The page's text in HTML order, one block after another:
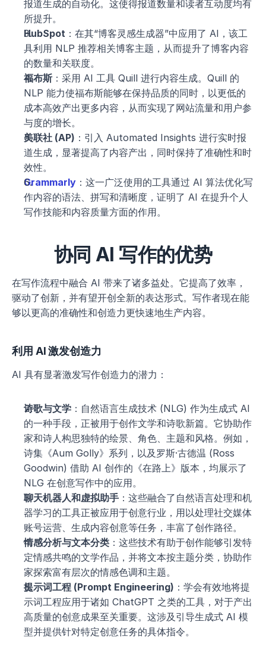
报道生成的自动化。这使得报道数量和读者互动度均有
所提升。
HubSpot ：在其“博客灵感生成器”中应用了 AI，该工
具利用 NLP 推荐相关博客主题，从而提升了博客内容
的数量和关联度。
福布斯：采用 AI 工具 Quill 进行内容生成。Quill 的
NLP 能力使福布斯能够在保持品质的同时，以更低的
成本高效产出更多内容，从而实现了网站流量和用户参
与度的增长。
美联社 (AP) ：引入 Automated Insights 进行实时报
道生成，显著提高了内容产出，同时保持了准确性和时
效性。
Grammarly ：这一广泛使用的工具通过 AI 算法优化写
作内容的语法、拼写和清晰度，证明了 AI 在提升个人
写作技能和内容质量方面的作用。
协同 AI 写作的优势
在写作流程中融合 AI 带来了诸多益处。它提高了效率，
驱动了创新，并有望开创全新的表达形式。写作者现在能
够以更高的准确性和创造力更快速地生产内容。
利用 AI 激发创造力
AI 具有显著激发写作创造力的潜力：
诗歌与文学 ：自然语言生成技术 (NLG) 作为生成式 AI
的一种手段，正被用于创作文学和诗歌新篇。它协助作
家和诗人构思独特的绘景、角色、主题和风格。例如，
诗集《Aum Golly》系列，以及罗斯·古德温 (Ross
Goodwin) 借助 AI 创作的《在路上》版本，均展示了
NLG 在创意写作中的应用。
聊天机器人和虚拟助手 ：这些融合了自然语言处理和机
器学习的工具正被应用于创意行业，用以处理社交媒体
账号运营、生成内容创意等任务，丰富了创作路径。
情感分析与文本分类 ：这些技术有助于创作能够引发特
定情感共鸣的文学作品，并将文本按主题分类，协助作
家探索富有层次的情感色调和主题。
提示词工程 (Prompt Engineering) ：学会有效地将提
示词工程应用于诸如 ChatGPT 之类的工具，对于产出
高质量的创意成果至关重要。这涉及引导生成式 AI 模
型并提供针对特定创意任务的具体指令。